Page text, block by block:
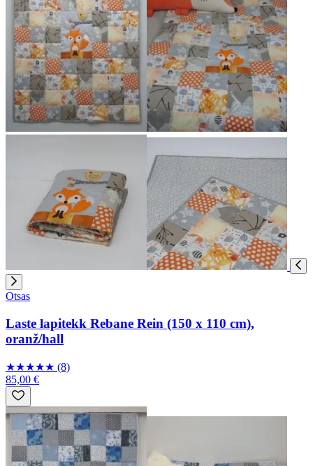
Otsas
Laste lapitekk Rebane Rein (150 x 110 cm),
oranž/hall
★★★★★ (8)
85,00 €